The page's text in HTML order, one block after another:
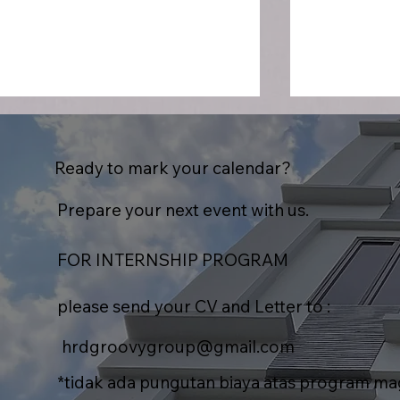
Gathering Indoor vs
Outdoor: Mana yang Lebih
Cocok untuk Company
Gathering?
Rundown
Gathering:
Menyusun
yang
Ready to mark your calendar?
Prepare your next event with us.
FOR INTERNSHIP PROGRAM
please send your CV and Letter to :
hrdgroovygroup@gmail.com
*tidak ada pungutan biaya atas program